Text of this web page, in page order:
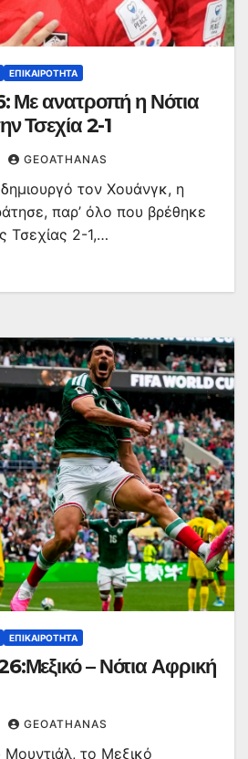
ΕΠΙΚΑΙΡΌΤΗΤΑ
Με ανατροπή η Νότια
Τσεχία 2-1
GEOATHANAS
τον Χουάνγκ, η
παρ’ όλο που βρέθηκε
Τσεχίας 2-1,…
ΕΠΙΚΑΙΡΌΤΗΤΑ
– Νότια Αφρική
GEOATHANAS
Μουντιάλ, το Μεξικό